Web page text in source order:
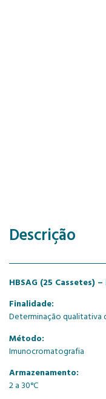
Descrição
HBSAG (25 Cassetes)
Finalidade:
Determinação qualitativa
Método:
Imunocromatografia
Armazenamento:
2 a 30°C